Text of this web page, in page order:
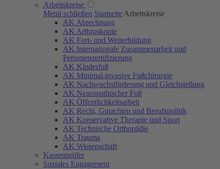
Arbeitskreise
Menü schließen Startseite Arbeitskreise
AK Abrechnung
AK Arthroskopie
AK Fort- und Weiterbildung
AK Internationale Zusammenarbeit und
Personenzertifizierung
AK Kinderfuß
AK Minimal-invasive Fußchirurgie
AK Nachwuchsförderung und Gleichstellung
AK Neuropathischer Fuß
AK Öffentlichkeits­arbeit
AK Recht, Gutachten und Berufspolitik
AK Konservative Therapie und Sport
AK Technische Orthopädie
AK Trauma
AK Wissenschaft
Kassenprüfer
Soziales Engagement